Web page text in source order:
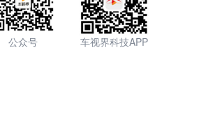
公众号 车视界科技APP